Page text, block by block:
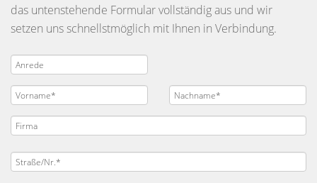
das untenstehende Formular vollständig aus und wir
setzen uns schnellstmöglich mit Ihnen in Verbindung.